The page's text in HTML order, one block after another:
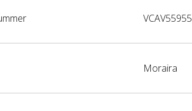
VCAV55955
Moraira